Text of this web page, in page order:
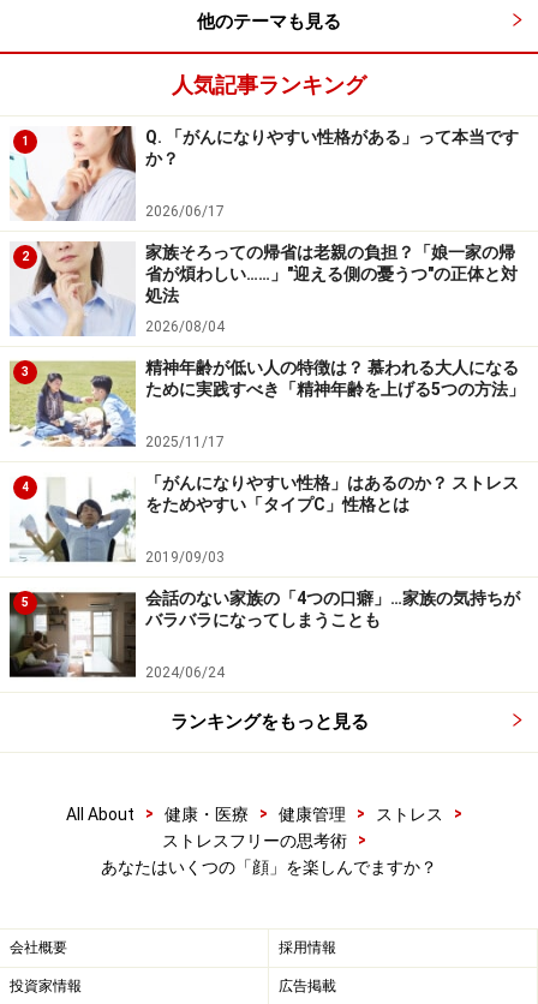
他のテーマも見る
人気記事ランキング
1
Q. 「がんになりやすい性格がある」って本当です
か？
2026/06/17
2
家族そろっての帰省は老親の負担？「娘一家の帰
省が煩わしい……」"迎える側の憂うつ"の正体と対
処法
2026/08/04
3
精神年齢が低い人の特徴は？ 慕われる大人になる
ために実践すべき「精神年齢を上げる5つの方法」
2025/11/17
4
「がんになりやすい性格」はあるのか？ ストレス
をためやすい「タイプC」性格とは
2019/09/03
5
会話のない家族の「4つの口癖」…家族の気持ちが
バラバラになってしまうことも
2024/06/24
ランキングをもっと見る
All About > 健康・医療 > 健康管理 > ストレス
>
ストレスフリーの思考術
>
あなたはいくつの「顔」を楽しんでますか？
会社概要 採用情報
投資家情報 広告掲載